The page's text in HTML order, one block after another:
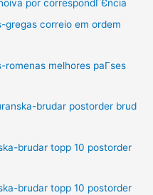
por correspondГЄncia
correio em ordem
melhores paГ­ses
brudar postorder brud
brudar topp 10 postorder
brudar topp 10 postorder